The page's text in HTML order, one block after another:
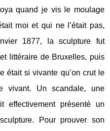
quand je vis le moulage
moi et qui ne l’était pas,
1877, la sculpture fut
littéraire de Bruxelles, puis
était si vivante qu’on crut le
vivant. Un scandale, une
effectivement présenté un
Pour prouver son